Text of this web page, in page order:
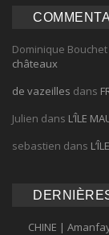
Dominique Bouchet
châteaux
de vazeilles dans
Julien dans L’ÎLE
sebastien dans
CHINE |